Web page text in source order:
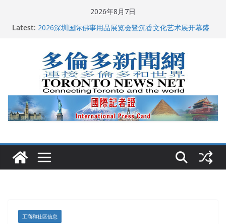
2026年8月7日
Latest: 多伦多市长选举拉开帷幕 多名华人候选人宣布角逐
特朗普称加拿大“不友善”并批评其领导层 卡尼：谈判事
关加拿大就业
2026加拿大青少年儿童绘画比赛颁奖典礼多伦多举行
龚晓华参加多伦多骄傲大游行 与市民分享竞选理念
工商和社区信息